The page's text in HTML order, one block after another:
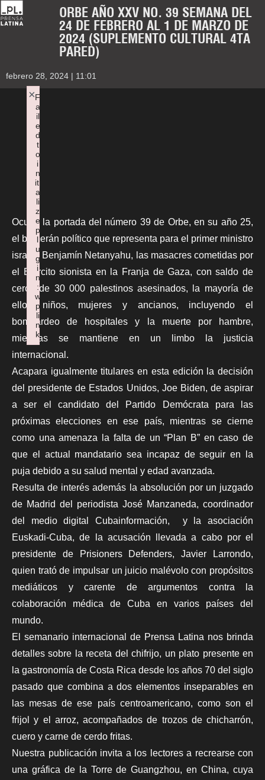
ORBE AÑO XXV NO. 39 SEMANA DEL
24 DE FEBRERO AL 1 DE MARZO DE
2024 (SUPLEMENTO CULTURAL 4TA
PARED)
febrero 28, 2024 | 11:01
Ocupa la portada del número 39 de Orbe, en su año 25,
el bumerán político que representa para el primer ministro
israelí, Benjamín Netanyahu, las masacres cometidas por
el Ejército sionista en la Franja de Gaza, con saldo de
cerca de 30 000 palestinos asesinados, la mayoría de
ellos niños, mujeres y ancianos, incluyendo el
bombardeo de hospitales y la muerte por hambre,
mientras se mantiene en un limbo la justicia
internacional.
Acapara igualmente titulares en esta edición la decisión
del presidente de Estados Unidos, Joe Biden, de aspirar
a ser el candidato del Partido Demócrata para las
próximas elecciones en ese país, mientras se cierne
como una amenaza la falta de un “Plan B” en caso de
que el actual mandatario sea incapaz de seguir en la
puja debido a su salud mental y edad avanzada.
Resulta de interés además la absolución por un juzgado
de Madrid del periodista José Manzaneda, coordinador
del medio digital Cubainformación, y la asociación
Euskadi-Cuba, de la acusación llevada a cabo por el
presidente de Prisioners Defenders, Javier Larrondo,
quien trató de impulsar un juicio malévolo con propósitos
mediáticos y carente de argumentos contra la
colaboración médica de Cuba en varios países del
mundo.
El semanario internacional de Prensa Latina nos brinda
detalles sobre la receta del chifrijo, un plato presente en
la gastronomía de Costa Rica desde los años 70 del siglo
pasado que combina a dos elementos inseparables en
las mesas de ese país centroamericano, como son el
frijol y el arroz, acompañados de trozos de chicharrón,
cuero y carne de cerdo fritas.
Nuestra publicación invita a los lectores a recrearse con
una gráfica de la Torre de Guangzhou, en China, cuya
F
a
il
e
d
t
o
i
n
iti
a
li
z
e
p
l
u
g
i
n
:
w
p
li
n
k
×
Failed to initialize plugin: wplink